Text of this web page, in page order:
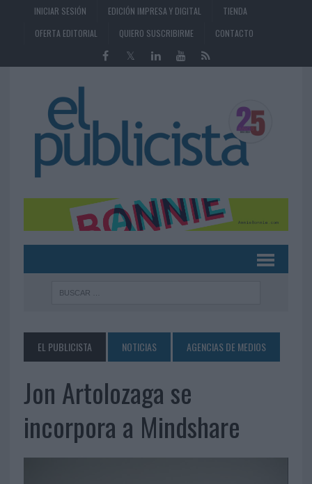
INICIAR SESIÓN EDICIÓN IMPRESA Y DIGITAL
TIENDA
OFERTA EDITORIAL
QUIERO SUSCRIBIRME CONTACTO
EL PUBLICISTA NOTICIAS AGENCIAS DE MEDIOS
Jon Artolozaga se
incorpora a Mindshare